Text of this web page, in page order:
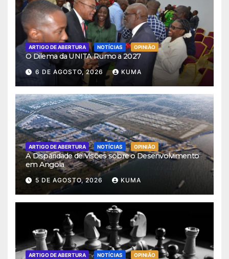
ARTIGO DE ABERTURA NOTÍCIAS OPINIÃO
O Dilema da UNITA Rumo a 2027
6 DE AGOSTO, 2026 KUMA
ARTIGO DE ABERTURA NOTÍCIAS OPINIÃO
A Disparidade de Visões sobre o Desenvolvimento
em Angola
5 DE AGOSTO, 2026 KUMA
ARTIGO DE ABERTURA NOTÍCIAS OPINIÃO